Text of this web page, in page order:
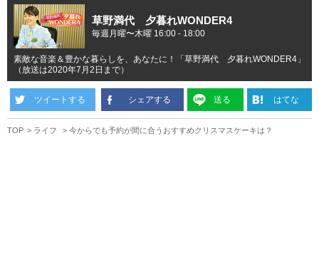
草野満代 夕暮れWONDER4
毎週月曜〜木曜 16:00 - 18:00
素敵な音楽＆豊かな暮らしを、あなたに！「草野満代 夕暮れWONDER4」
（放送は2020年7月2日まで）
ツイートする シェアする 送る はてな
TOP ライフ 今からでも予約が間に合うおすすめクリスマスケーキは？